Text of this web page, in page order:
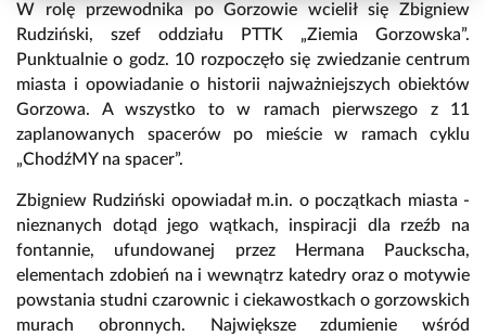
W rolę przewodnika po Gorzowie wcielił się Zbigniew
Rudziński, szef oddziału PTTK „Ziemia Gorzowska”.
Punktualnie o godz. 10 rozpoczęło się zwiedzanie centrum
miasta i opowiadanie o historii najważniejszych obiektów
Gorzowa. A wszystko to w ramach pierwszego z 11
zaplanowanych spacerów po mieście w ramach cyklu
„ChodźMY na spacer”.
Zbigniew Rudziński opowiadał m.in. o początkach miasta -
nieznanych dotąd jego wątkach, inspiracji dla rzeźb na
fontannie, ufundowanej przez Hermana Pauckscha,
elementach zdobień na i wewnątrz katedry oraz o motywie
powstania studni czarownic i ciekawostkach o gorzowskich
murach obronnych. Największe zdumienie wśród